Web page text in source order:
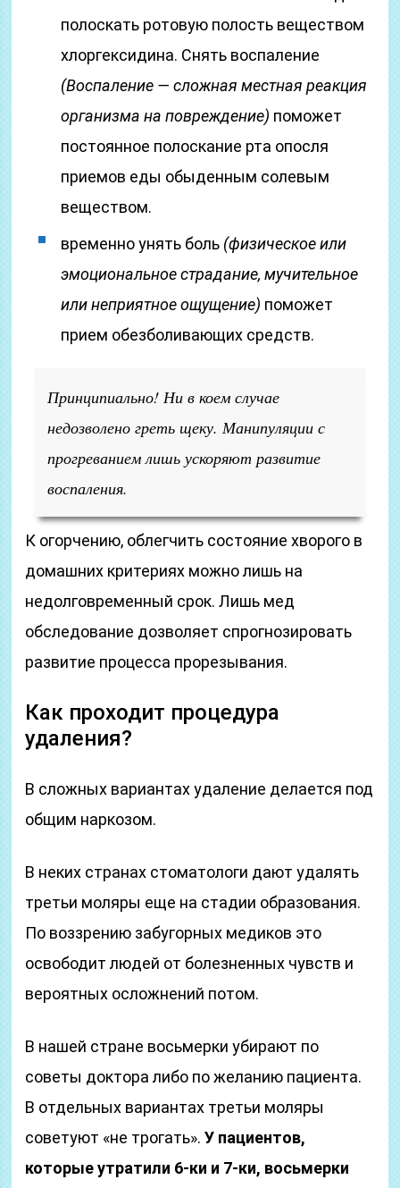
полоскать ротовую полость веществом
хлоргексидина. Снять воспаление
(Воспаление — сложная местная реакция
организма на повреждение) поможет
постоянное полоскание рта опосля
приемов еды обыденным солевым
веществом.
временно унять боль (физическое или
эмоциональное страдание, мучительное
или неприятное ощущение) поможет
прием обезболивающих средств.
Принципиально! Ни в коем случае
недозволено греть щеку. Манипуляции с
прогреванием лишь ускоряют развитие
воспаления.
К огорчению, облегчить состояние хворого в
домашних критериях можно лишь на
недолговременный срок. Лишь мед
обследование дозволяет спрогнозировать
развитие процесса прорезывания.
Как проходит процедура
удаления?
В сложных вариантах удаление делается под
общим наркозом.
В неких странах стоматологи дают удалять
третьи моляры еще на стадии образования.
По воззрению забугорных медиков это
освободит людей от болезненных чувств и
вероятных осложнений потом.
В нашей стране восьмерки убирают по
советы доктора либо по желанию пациента.
В отдельных вариантах третьи моляры
советуют «не трогать».У пациентов,
которые утратили 6-ки и 7-ки, восьмерки